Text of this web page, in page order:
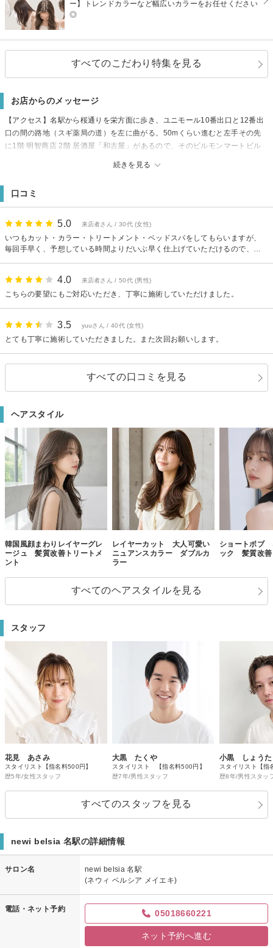
ー】トレンドカラーなど幅広いカラーをお任せください
◎
すべてのこだわり特集を見る
お店からのメッセージ
続きを見る
【アクセス】名駅から桜通りを栄方面に歩き、ユニモール10番出口と12番出
口の間の路地（スギ薬局の道）を左に曲がる。50mくらい進むと左手その先
に1階 明智商店 2階 居酒屋「和古屋」があるので、そのビルモンマートビル
【駐車場】近隣にコインパーキングあり（有料）
口コミ
5.0 来店者さん / 30代 (女性)
いつもカット・カラー・トリートメント・ベッドスパをしてもらいますが、
毎回手早く、予想している時間よりだいぶ早く仕上げていただけるので、助
4.0 来店者さん / 50代 (男性)
こちらの要望にもご対応いただき、丁寧に施術していただけました。
3.5 yuuさん / 40代 (女性)
とても丁寧に施術していただきました。また次回お願いします。
すべての口コミを見る
ヘアスタイル
韓国風顔まわりレイヤーグレ
ージュ 髪質改善トリートメ
ント
レイヤーカット 大人可愛い
ニュアンスカラー ダブルカ
ラー
ショートボブ
ック 髪質改
すべてのヘアスタイルを見る
スタッフ
花見 あさみ
スタイリスト【指名料500円】
歴5年/女性スタッフ
大黒 たくや
スタイリスト 【指名料500円】
歴7年/男性スタッフ
小黒 しょうた
スタイリスト【指
歴8年/男性スタッ
すべてのスタッフを見る
newi belsia 名駅の詳細情報
サロン名
newi belsia 名駅
(ネウィ ベルシア メイエキ)
電話・ネット予約 05018660221
ネット予約へ進む